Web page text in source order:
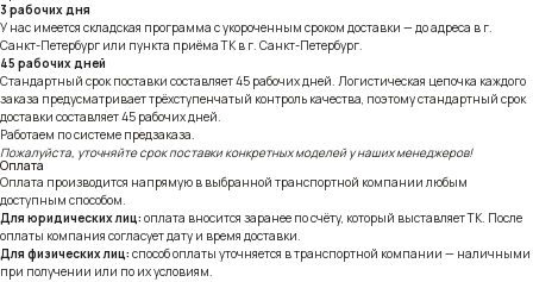
3 рабочих дня
У нас имеется складская программа с укороченным сроком доставки — до адреса в г.
Санкт-Петербург или пункта приёма ТК в г. Санкт-Петербург.
45 рабочих дней
Стандартный срок поставки составляет 45 рабочих дней. Логистическая цепочка каждого
заказа предусматривает трёхступенчатый контроль качества, поэтому стандартный срок
доставки составляет 45 рабочих дней.
Работаем по системе предзаказа.
Пожалуйста, уточняйте срок поставки конкретных моделей у наших менеджеров!
Оплата
Оплата производится напрямую в выбранной транспортной компании любым
доступным способом.
Для юридических лиц: оплата вносится заранее по счёту, который выставляет ТК. После
оплаты компания согласует дату и время доставки.
Для физических лиц: способ оплаты уточняется в транспортной компании — наличными
при получении или по их условиям.